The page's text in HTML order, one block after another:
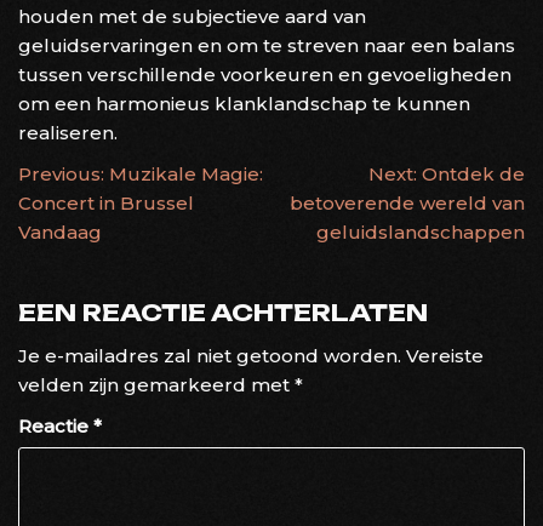
houden met de subjectieve aard van
geluidservaringen en om te streven naar een balans
tussen verschillende voorkeuren en gevoeligheden
om een harmonieus klanklandschap te kunnen
realiseren.
BERICHTNAVIGATIE
Previous: Muzikale Magie:
Concert in Brussel
Vandaag
Next: Ontdek de
betoverende wereld van
geluidslandschappen
EEN REACTIE ACHTERLATEN
Je e-mailadres zal niet getoond worden. Vereiste
velden zijn gemarkeerd met *
Reactie *